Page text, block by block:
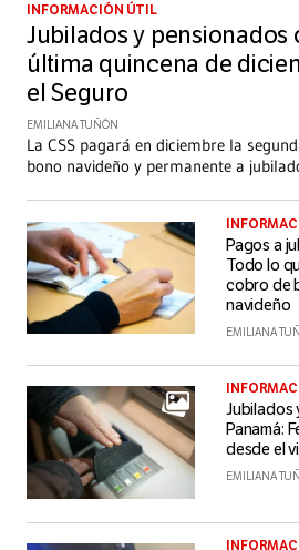
INFORMACIÓN ÚTIL
Jubilados y pensionados
última quincena de
el Seguro
EMILIANA TUÑÓN
La CSS pagará en diciembre la
bono navideño y permanente a
Pagos a
Todo lo
cobro de
navideño
EMILIANA
Jubilados
Panamá:
desde el
EMILIANA